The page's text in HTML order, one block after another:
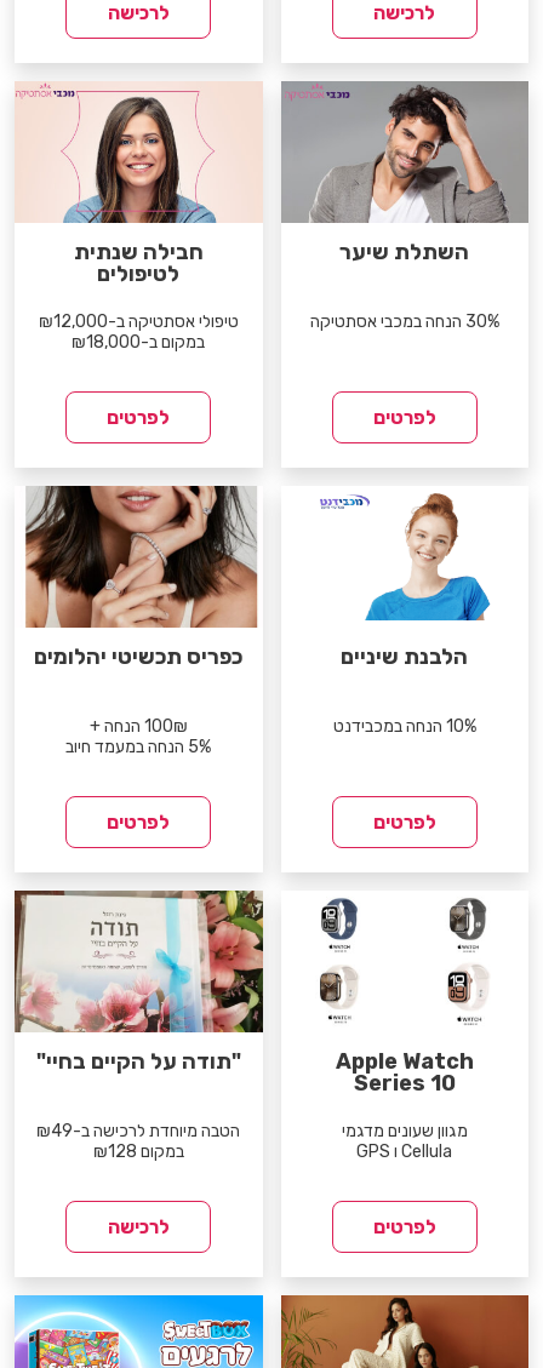
לרכישה לרכישה
השתלת שיער
30% הנחה במכבי אסתטיקה
לפרטים
חבילה שנתית
לטיפולים
טיפולי אסתטיקה ב-₪12,000
במקום ב-₪18,000
לפרטים
הלבנת שיניים
10% הנחה במכבידנט
לפרטים
כפריס תכשיטי יהלומים
100₪ הנחה +
5% הנחה במעמד חיוב
לפרטים
Apple Watch
Series 10
מגוון שעונים מדגמי
Cellula ו GPS
לפרטים
"תודה על הקיים בחיי"
הטבה מיוחדת לרכישה ב-₪49
במקום ₪128
לרכישה